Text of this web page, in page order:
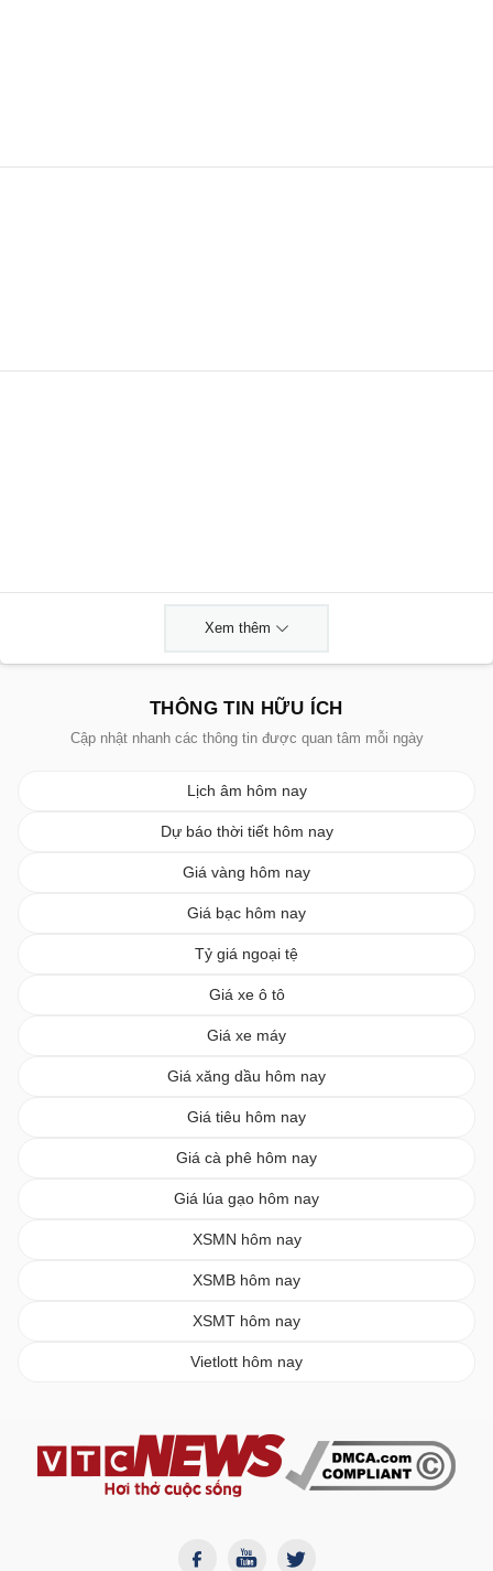
Xem thêm
THÔNG TIN HỮU ÍCH
Cập nhật nhanh các thông tin được quan tâm mỗi ngày
Lịch âm hôm nay
Dự báo thời tiết hôm nay
Giá vàng hôm nay
Giá bạc hôm nay
Tỷ giá ngoại tệ
Giá xe ô tô
Giá xe máy
Giá xăng dầu hôm nay
Giá tiêu hôm nay
Giá cà phê hôm nay
Giá lúa gạo hôm nay
XSMN hôm nay
XSMB hôm nay
XSMT hôm nay
Vietlott hôm nay